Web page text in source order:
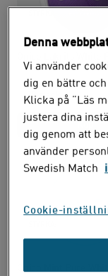
10-pack
Denna
Vi använder
dig en bättre
Klicka på ”Läs
justera dina
dig genom att
använder
Swedish Match
Cookie-